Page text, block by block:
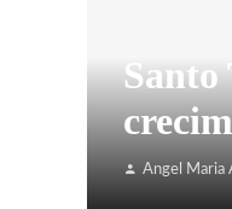
Santo
Angel Maria